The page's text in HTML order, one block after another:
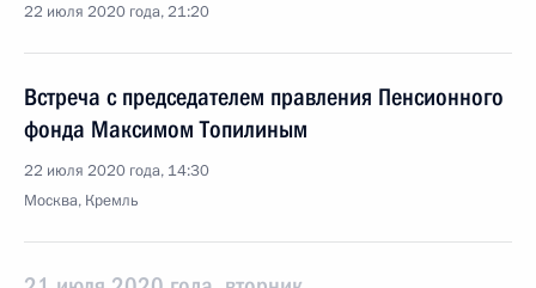
22 июля 2020 года, 21:20
Встреча с председателем правления Пенсионного
фонда Максимом Топилиным
22 июля 2020 года, 14:30
Москва, Кремль